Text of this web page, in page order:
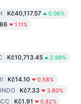
Kč40,117.57 0.06%
1.11%
Kč10,713.45 2.99%
Kč14.10 0.58%
Kč7.33 3.80%
CC Kč1.91 0.82%